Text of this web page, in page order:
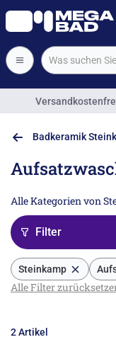
Badkeramik
Alle Kategorien von
Filter
Steinkamp
Alle Filter
2 Artikel